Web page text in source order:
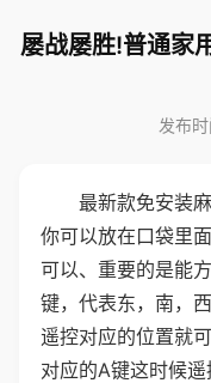
屡战屡胜!普通家
发布
最新款免安装
你可以放在口袋里
可以、重要的是能
键，代表东，南，
遥控对应的位置就
对应的A键这时候遥